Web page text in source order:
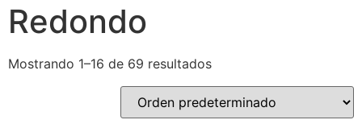
Redondo
Mostrando 1–16 de 69 resultados